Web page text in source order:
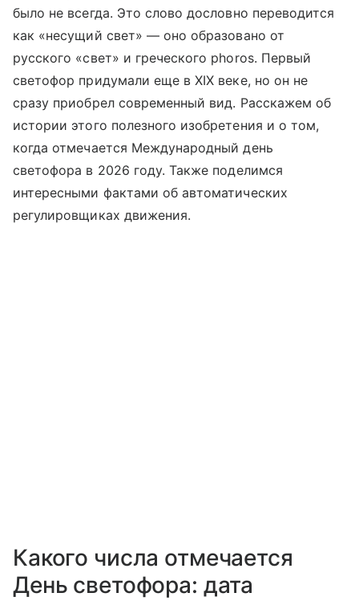
было не всегда. Это слово дословно переводится
как «несущий свет» — оно образовано от
русского «‎‎свет» и греческого phoros. Первый
светофор придумали еще в XIX веке, но он не
сразу приобрел современный вид. Расскажем об
истории этого полезного изобретения и о том,
когда отмечается Международный день
светофора в 2026 году. Также поделимся
интересными фактами об автоматических
регулировщиках движения.
Какого числа отмечается
День светофора: дата